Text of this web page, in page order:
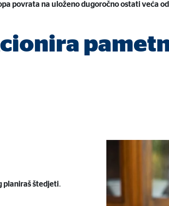
povrata na uloženo dugoročno ostati veća
planiraš štedjeti.
interaktivih Google karata